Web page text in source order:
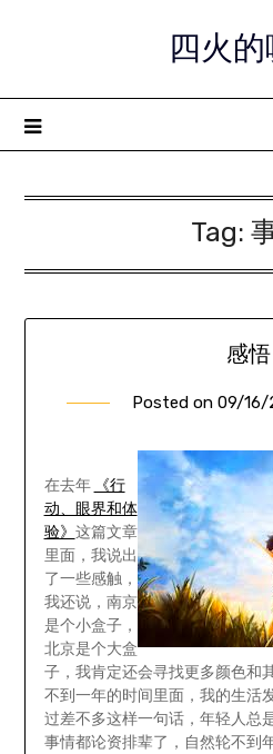
四火
Tag:
感悟
Posted on 09/16/
在去年
《行
动、眼界和体
验》 这篇文章
里面，我说出
了一些感触，
我还说，南京
是个小盒子，
北京是个大盒
子，我肯定还会寻找更多颜色和
不到一年的时间里面，我的生活
过差不多这样一句话，年轻人总
事情都论资排辈了，自然轮不到